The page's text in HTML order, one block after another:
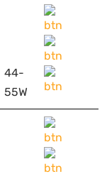
44-
55W